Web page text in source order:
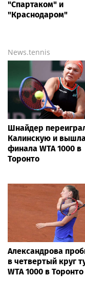
"Спартаком" и
"Краснодаром"
News.tennis
Шнайдер
Калинскую и
финала WTA 1000 в
Торонто
Александрова
в четвертый круг
WTA 1000 в Торонто